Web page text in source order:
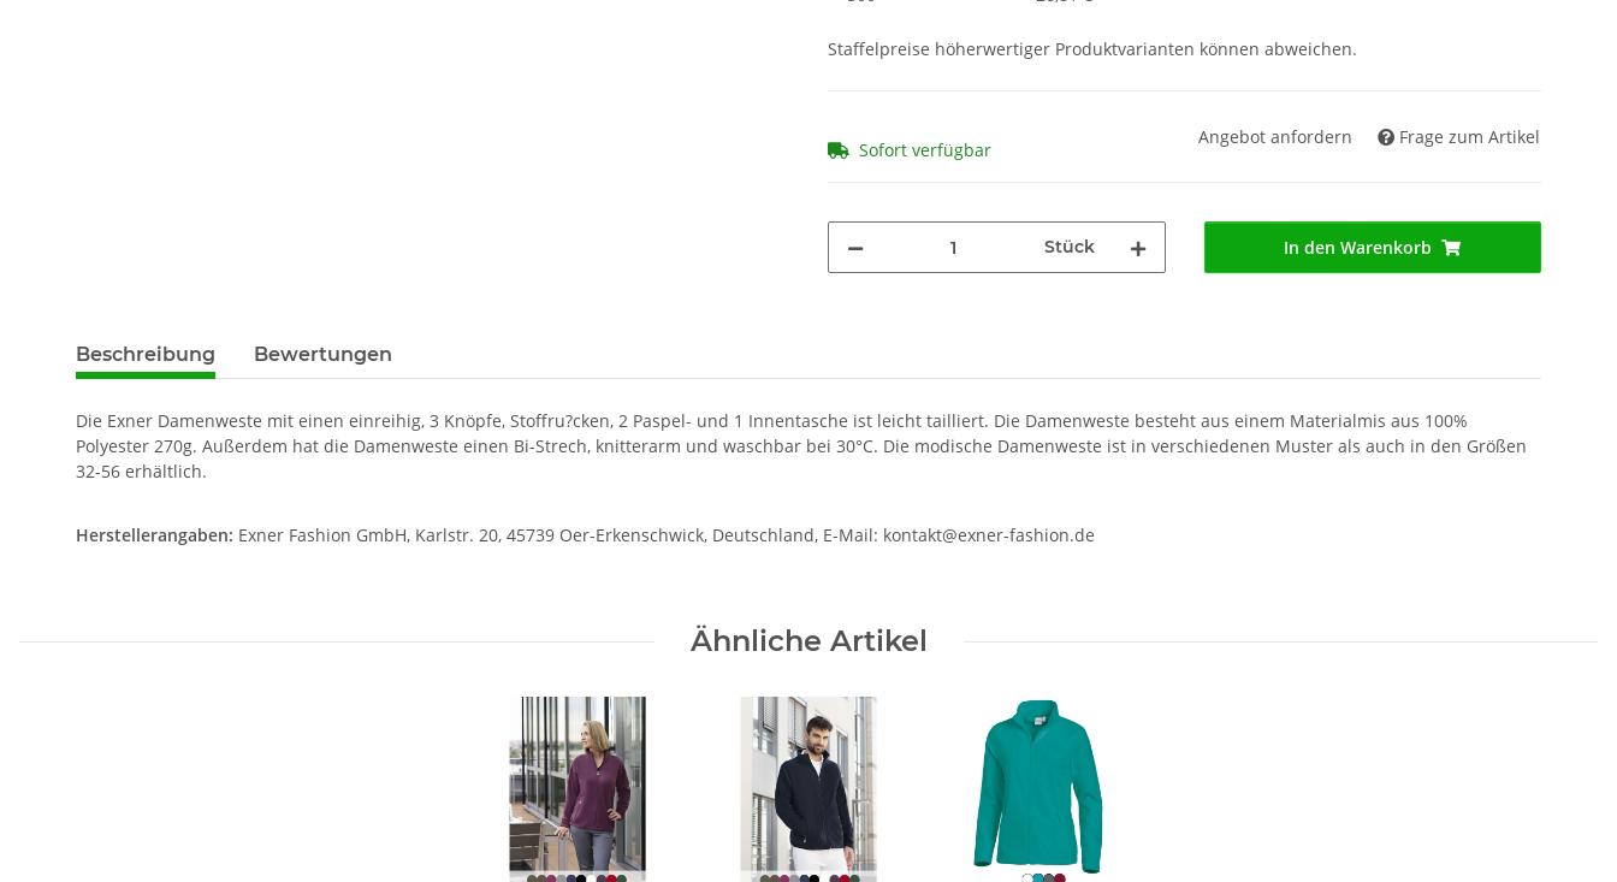
Staffelpreise höherwertiger Produktvarianten können abweichen.
Sofort verfügbar
Angebot anfordern Frage zum Artikel
Stück In den Warenkorb
Beschreibung Bewertungen
Die Exner Damenweste mit einen einreihig, 3 Knöpfe, Stoffru?cken, 2 Paspel- und 1 Innentasche ist leicht tailliert. Die Damenweste besteht aus einem Materialmis aus 100%
Polyester 270g. Außerdem hat die Damenweste einen Bi-Strech, knitterarm und waschbar bei 30°C. Die modische Damenweste ist in verschiedenen Muster als auch in den Größen
32-56 erhältlich.
Herstellerangaben: Exner Fashion GmbH, Karlstr. 20, 45739 Oer-Erkenschwick, Deutschland, E-Mail: kontakt@exner-fashion.de
Ähnliche Artikel